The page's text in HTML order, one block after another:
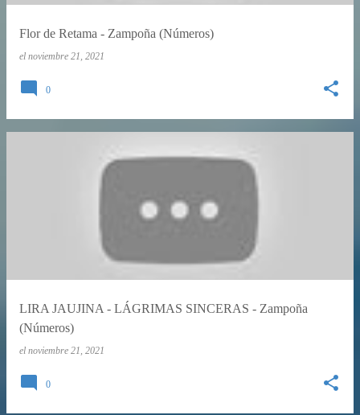
Flor de Retama - Zampoña (Números)
el noviembre 21, 2021
0
LIRA JAUJINA - LÁGRIMAS SINCERAS - Zampoña
(Números)
el noviembre 21, 2021
0